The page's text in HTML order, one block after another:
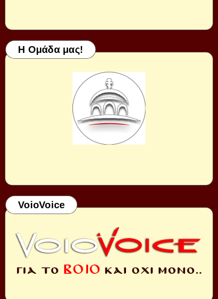
Η Ομάδα μας!
VoioVoice